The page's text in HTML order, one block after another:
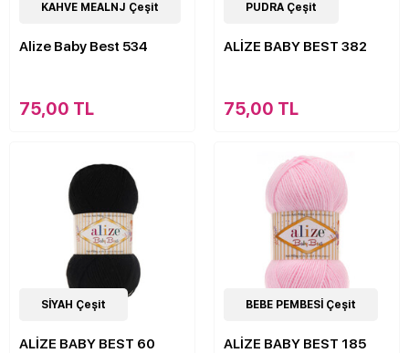
63Çeşit
KAHVE MEALNJ Çeşit
Alize Baby Best 534
75,00 TL
63Çeşit
PUDRA Çeşit
ALİZE BABY BEST 382
75,00 TL
63Çeşit
SİYAH Çeşit
ALİZE BABY BEST 60
63Çeşit
BEBE PEMBESİ Çeşit
ALİZE BABY BEST 185